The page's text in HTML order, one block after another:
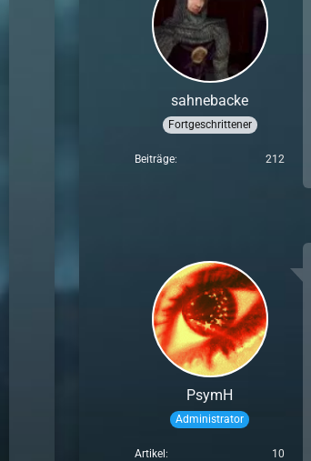
sahnebacke
Fortgeschrittener
Beiträge 212
PsymH
Administrator
Artikel
10